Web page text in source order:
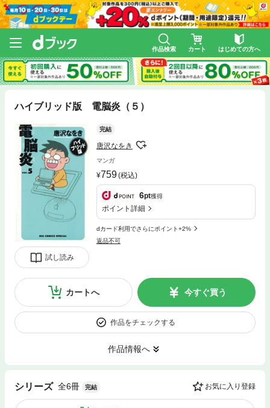
作品検索 カート はじめての方へ
ハイブリッド版 電脳炎（５）
試し読み
完結
唐沢なをき
マンガ
759(税込)
6pt獲得
ポイント詳細
dカード利用でさらにポイント+2%
返品不可
カートへ 今すぐ買う
作品をチェックする
作品情報へ
シリーズ 全6冊 完結 お気に入り登録